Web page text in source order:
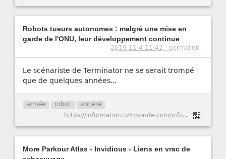
Robots tueurs autonomes : malgré une mise en
garde de l'ONU, leur développement continue
2019-11-4 11:42 - permalink -
Le scénariste de Terminator ne se serait trompé
que de quelques années...
armée robot société
- https://information.tv5monde.com/info/robots-tueurs-autonomes-malgre-une-mise-en-garde-de-l-onu-leur-developpement-continue-243991
More Parkour Atlas - Invidious - Liens en vrac de